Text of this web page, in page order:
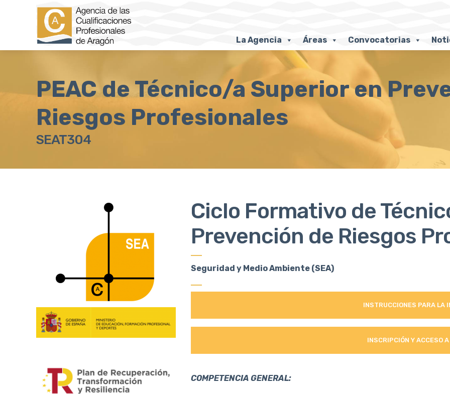
La Agencia Áreas Convocatorias
PEAC de Técnico/a Superior en
Riesgos Profesionales
SEAT304
Ciclo Formativo de
Prevención de Riesgos
Seguridad y Medio Ambiente (SEA)
INSTRUCCIONES PARA LA
INSCRIPCIÓN Y ACCESO
COMPETENCIA GENERAL: